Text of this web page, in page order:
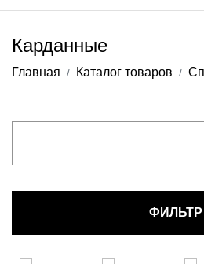
Карданные
Главная Каталог товаров
ФИЛЬТР